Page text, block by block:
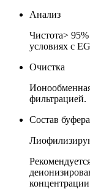
Анализ
Чистота>
условиях с
Очистка
фильтрацией.
Состав буфера